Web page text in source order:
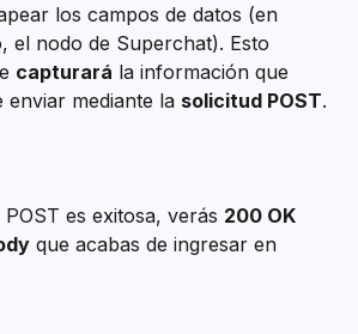
los campos de datos (en
el nodo de Superchat). Esto
capturará la información que
enviar mediante la solicitud POST.
es exitosa, verás 200 OK
que acabas de ingresar en